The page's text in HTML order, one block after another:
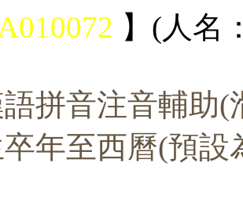
】(人名
拼音注音輔助
年至西曆(預設